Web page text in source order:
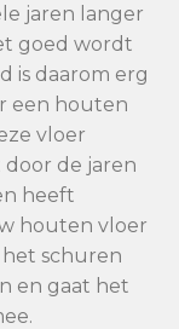
jaren langer
goed wordt
is daarom erg
een houten
vloer
de jaren
heeft
houten vloer
schuren
en gaat het